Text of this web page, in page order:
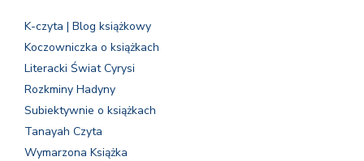
K-czyta | Blog książkowy
Koczowniczka o książkach
Literacki Świat Cyrysi
Rozkminy Hadyny
Subiektywnie o książkach
Tanayah Czyta
Wymarzona Książka